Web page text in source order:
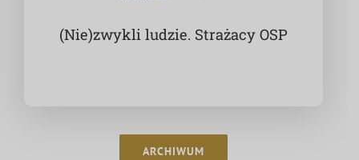
(Nie)zwykli ludzie. Strażacy OSP
ARCHIWUM